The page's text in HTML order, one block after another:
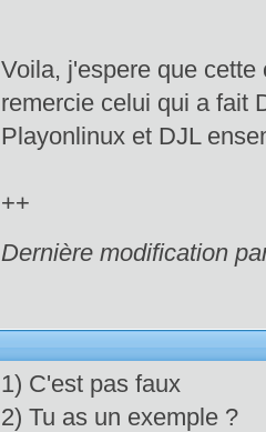
Voila, j'espere que
remercie celui qui a fait
Playonlinux et DJL
++
Dernière modification
1) C'est pas faux
2) Tu as un exemple ?